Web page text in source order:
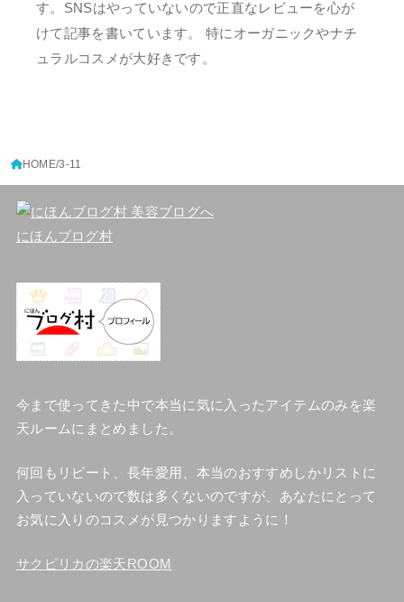
す。SNSはやっていないので正直なレビューを心が
けて記事を書いています。 特にオーガニックやナチ
ュラルコスメが大好きです。
HOME 3-11
にほんブログ村
今まで使ってきた中で本当に気に入ったアイテムのみを楽
天ルームにまとめました。
何回もリピート、長年愛用、本当のおすすめしかリストに
入っていないので数は多くないのですが、あなたにとって
お気に入りのコスメが見つかりますように！
サクピリカの楽天ROOM